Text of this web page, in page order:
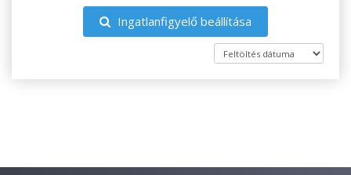
Ingatlanfigyelő beállítása